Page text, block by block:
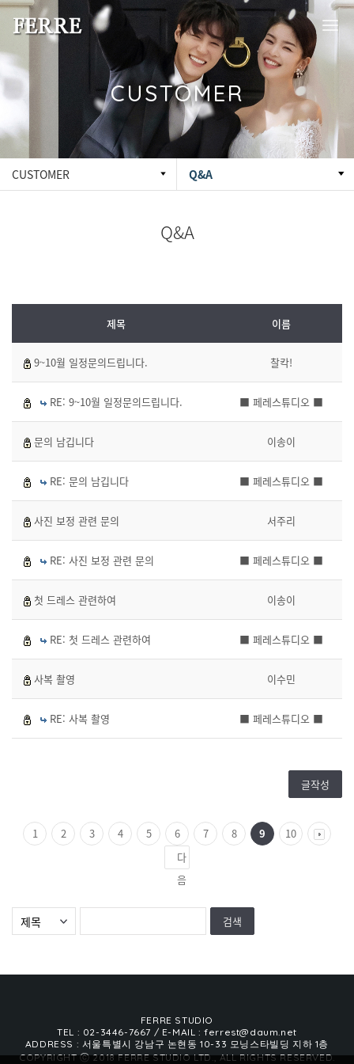
CUSTOMER
CUSTOMER Q&A
Q&A
제목 이름
9~10월 일정문의드립니다. 찰칵!
RE: 9~10월 일정문의드립니다. ■ 페레스튜디오 ■
문의 남깁니다 이송이
RE: 문의 남깁니다 ■ 페레스튜디오 ■
사진 보정 관련 문의 서주리
RE: 사진 보정 관련 문의 ■ 페레스튜디오 ■
첫 드레스 관련하여 이송이
RE: 첫 드레스 관련하여 ■ 페레스튜디오 ■
사복 촬영 이수민
RE: 사복 촬영 ■ 페레스튜디오 ■
글작성
1 2 3 4 5 6 7 8 9
10
다
음
FERRE STUDIO
TEL : 02-3446-7667 / E-MAIL : ferrest@daum.net
ADDRESS : 서울특별시 강남구 논현동 10-33 모닝스타빌딩 지하 1층
COPYRIGHT ⓒ 2018 FERRE STUDIO LTD., ALL RIGHTS RESERVED.